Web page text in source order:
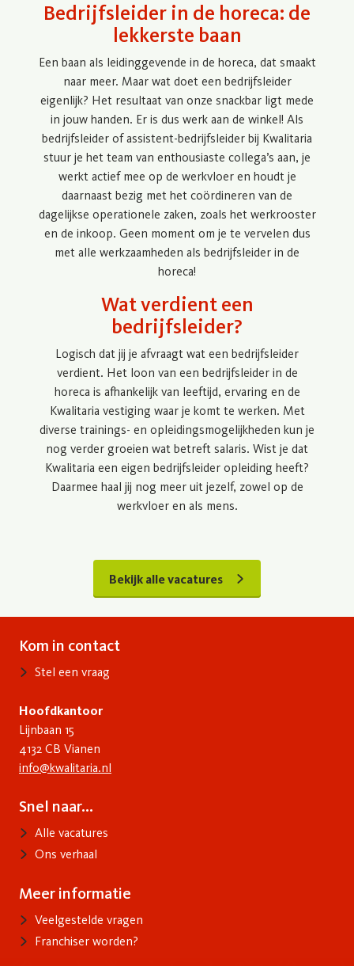
Bedrijfsleider in de horeca: de
lekkerste baan
Een baan als leidinggevende in de horeca, dat smaakt
naar meer. Maar wat doet een bedrijfsleider
eigenlijk? Het resultaat van onze snackbar ligt mede
in jouw handen. Er is dus werk aan de winkel! Als
bedrijfsleider of assistent-bedrijfsleider bij Kwalitaria
stuur je het team van enthousiaste collega’s aan, je
werkt actief mee op de werkvloer en houdt je
daarnaast bezig met het coördineren van de
dagelijkse operationele zaken, zoals het werkrooster
en de inkoop. Geen moment om je te vervelen dus
met alle werkzaamheden als bedrijfsleider in de
horeca!
Wat verdient een
bedrijfsleider?
Logisch dat jij je afvraagt wat een bedrijfsleider
verdient. Het loon van een bedrijfsleider in de
horeca is afhankelijk van leeftijd, ervaring en de
Kwalitaria vestiging waar je komt te werken. Met
diverse trainings- en opleidingsmogelijkheden kun je
nog verder groeien wat betreft salaris. Wist je dat
Kwalitaria een eigen bedrijfsleider opleiding heeft?
Daarmee haal jij nog meer uit jezelf, zowel op de
werkvloer en als mens.
Bekijk alle vacatures
Kom in contact
Contact
Stel een vraag
Hoofdkantoor
Lijnbaan 15
4132 CB Vianen
info@kwalitaria.nl
Snel naar...
Voet
Alle vacatures
Ons verhaal
Meer informatie
Info
Veelgestelde vragen
Franchiser worden?